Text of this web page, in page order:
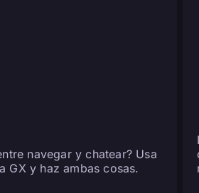
navegar y chatear? Usa
GX y haz ambas cosas.